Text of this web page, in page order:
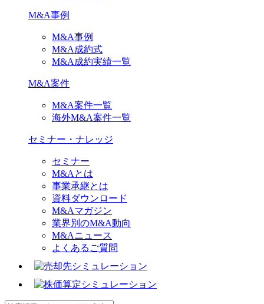
M&A事例
M&A事例
M&A成約式
M&A成約実績一覧
M&A案件
M&A案件一覧
海外M&A案件一覧
セミナー・ナレッジ
セミナー
M&Aとは
事業承継とは
資料ダウンロード
M&Aマガジン
業界別のM&A動向
M&Aニュース
よくあるご質問